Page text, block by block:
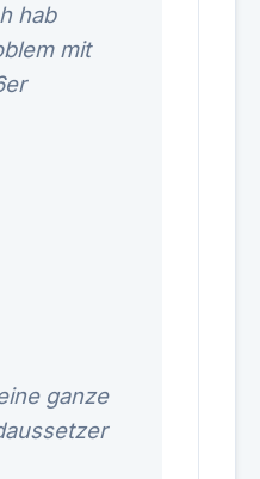
hab
mit
ganze